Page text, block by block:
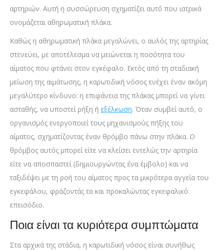
αρτηριών. Αυτή η συσσώρευση σχηματίζει αυτό που ιατρικά
ονομάζεται αθηρωματική πλάκα.
Καθώς η αθηρωματική πλάκα μεγαλώνει, ο αυλός της αρτηρίας
στενεύει, με αποτέλεσμα να μειώνεται η ποσότητα του
αίματος που φτάνει στον εγκέφαλο. Εκτός από τη σταδιακή
μείωση της αιμάτωσης, η καρωτιδική νόσος ενέχει έναν ακόμη
μεγαλύτερο κίνδυνο: η επιφάνεια της πλάκας μπορεί να γίνει
ασταθής, να υποστεί ρήξη ή εξέλκωση. Όταν συμβεί αυτό, ο
οργανισμός ενεργοποιεί τους μηχανισμούς πήξης του
αίματος, σχηματίζοντας έναν θρόμβο πάνω στην πλάκα. Ο
θρόμβος αυτός μπορεί είτε να κλείσει εντελώς την αρτηρία
είτε να αποσπαστεί (δημιουργώντας ένα έμβολο) και να
ταξιδέψει με τη ροή του αίματος προς τα μικρότερα αγγεία του
εγκεφάλου, φράζοντάς τα και προκαλώντας εγκεφαλικό
επεισόδιο.
Ποια είναι τα κυριότερα συμπτώματα
Στα αρχικά της στάδια, η καρωτιδική νόσος είναι συνήθως